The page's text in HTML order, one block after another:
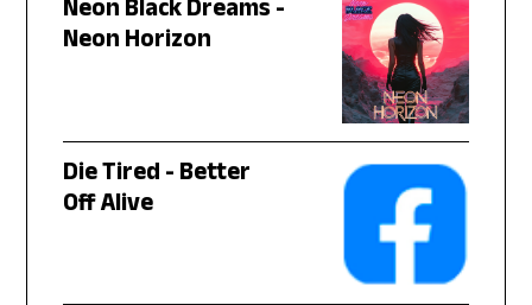
Neon Black Dreams -
Neon Horizon
Die Tired - Better
Off Alive